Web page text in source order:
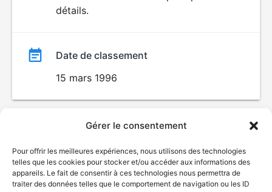
Gérer le consentement
Pour offrir les meilleures expériences, nous utilisons des technologies
telles que les cookies pour stocker et/ou accéder aux informations des
appareils. Le fait de consentir à ces technologies nous permettra de
traiter des données telles que le comportement de navigation ou les ID
détails.
Date de classement
15 mars 1996